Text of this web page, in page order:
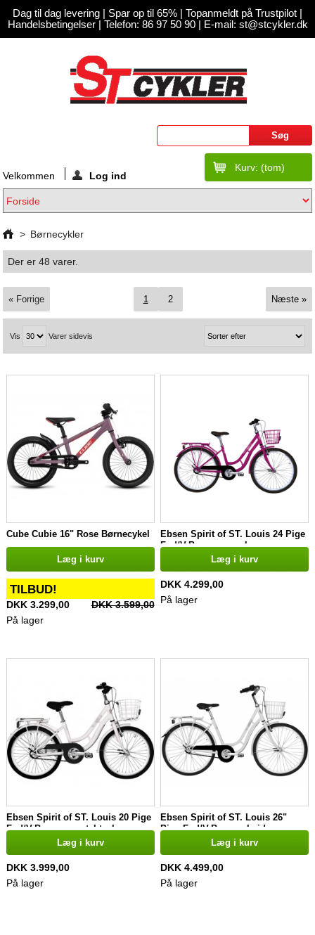
Dag til dag levering Spar op til 65% Topanmeldt på Trustpilot
Handelsbetingelser| Telefon: 86 97 50 90 | E-mail: st@stcykler.dk
Kurv: (tom)
Velkommen Log ind
> Børnecykler
Der er 48 varer.
« Forrige 1 2 Næste »
Vis Varer sidevis
Cube Cubie 16" Rose Børnecykel
Læg i kurv
TILBUD!
DKK 3.299,00
DKK 3.599,00
På lager
Ebsen Spirit of ST. Louis 24 Pige
Fod/V-Bremse purple
Læg i kurv
DKK 4.299,00
På lager
Ebsen Spirit of ST. Louis 20 Pige
Fod/V-Bremse pastel teal
Læg i kurv
DKK 3.999,00
På lager
Ebsen Spirit of ST. Louis 26"
Pige Fod/V-Bremse hvid
Læg i kurv
DKK 4.499,00
På lager